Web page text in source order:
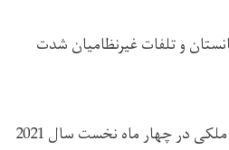
و تلفات غیرنظامیان شدت
بر اساس گزارش دفتر سازمان ملل متحد(یوناما) در افغانستان، میزان تلفات افراد ملکی در چهار ماه نخست سال 2021